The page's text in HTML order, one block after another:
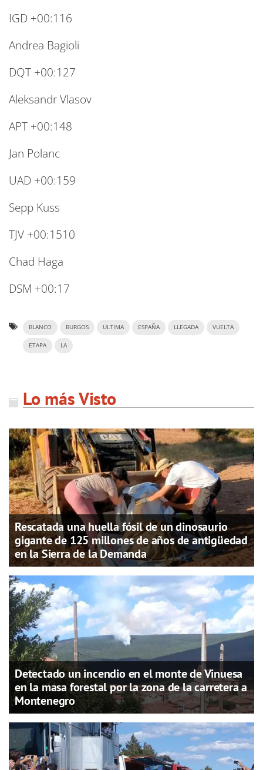
IGD +00:116
Andrea Bagioli
DQT +00:127
Aleksandr Vlasov
APT +00:148
Jan Polanc
UAD +00:159
Sepp Kuss
TJV +00:1510
Chad Haga
DSM +00:17
BLANCO BURGOS ULTIMA ESPAÑA LLEGADA VUELTA
ETAPA LA
Lo más Visto
Rescatada una huella fósil de un dinosaurio
gigante de 125 millones de años de antigüedad
en la Sierra de la Demanda
Detectado un incendio en el monte de Vinuesa
en la masa forestal por la zona de la carretera a
Montenegro